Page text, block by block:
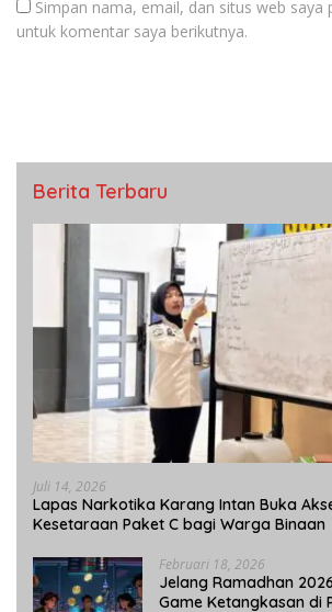
Simpan nama, email, dan situs web saya
untuk komentar saya berikutnya.
Berita Terbaru
Juli 14, 2026
Lapas Narkotika Karang Intan Buka
Kesetaraan Paket C bagi Warga Binaan
Februari 18, 2026
Jelang Ramadhan
Game Ketangkasan di